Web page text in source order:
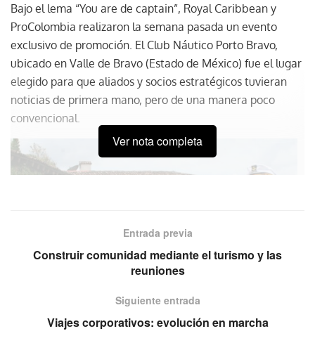
Bajo el lema “You are de captain”, Royal Caribbean y
ProColombia realizaron la semana pasada un evento
exclusivo de promoción. El Club Náutico Porto Bravo,
ubicado en Valle de Bravo (Estado de México) fue el lugar
elegido para que aliados y socios estratégicos tuvieran
noticias de primera mano, pero de una manera poco
convencional.
Ver nota completa
Entrada previa
Construir comunidad mediante el turismo y las
reuniones
Siguiente entrada
Viajes corporativos: evolución en marcha